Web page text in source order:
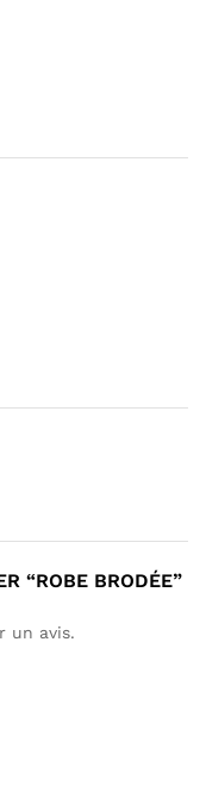
“ROBE BRODÉE”
un avis.